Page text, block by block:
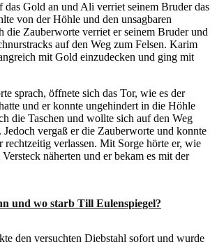
das Gold an und Ali verriet seinem Bruder das
von der Höhle und den unsagbaren
die Zauberworte verriet er seinem Bruder und
auf den Weg zum Felsen. Karim
mit Gold einzudecken und ging mit
sprach, öffnete sich das Tor, wie es der
und er konnte ungehindert in die Höhle
die Taschen und wollte sich auf den Weg
Jedoch vergaß er die Zauberworte und konnte
rechtzeitig verlassen. Mit Sorge hörte er, wie
näherten und er bekam es mit der
und wo starb Till Eulenspiegel?
den versuchten Diebstahl sofort und wurde